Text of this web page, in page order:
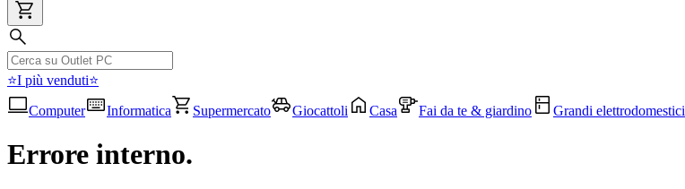
⭐I più venduti⭐
Computer
Informatica Supermercato Giocattoli Casa Fai da te & giardino Grandi elettrodomestici
Errore interno.